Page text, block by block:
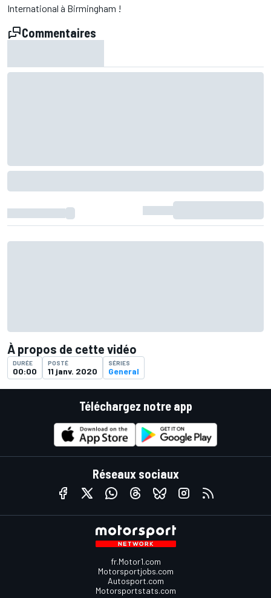
International à Birmingham !
Commentaires
À propos de cette vidéo
DURÉE
00:00
POSTÉ
11 janv. 2020
SÉRIES
General
Téléchargez notre app
Réseaux sociaux
fr.Motor1.com
Motorsportjobs.com
Autosport.com
Motorsportstats.com